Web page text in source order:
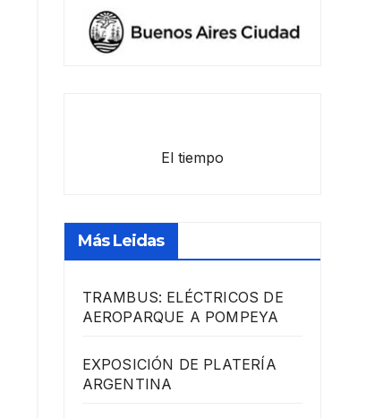
El tiempo
Más Leidas
TRAMBUS: ELÉCTRICOS DE
AEROPARQUE A POMPEYA
EXPOSICIÓN DE PLATERÍA
ARGENTINA